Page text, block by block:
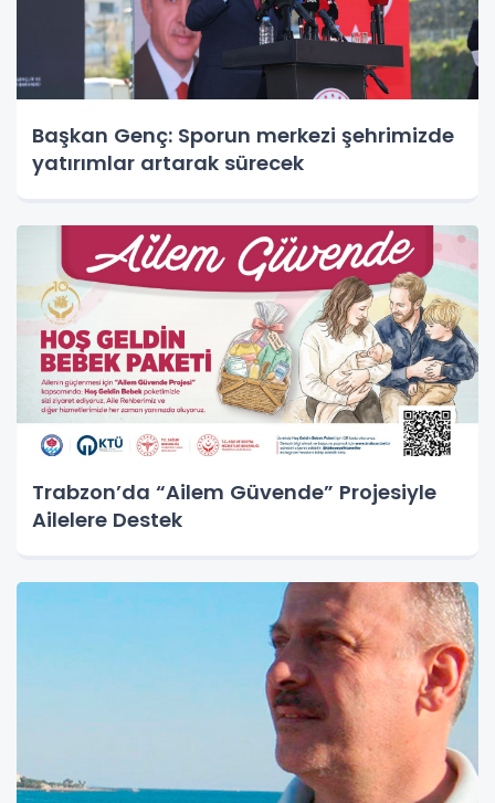
Başkan Genç: Sporun merkezi şehrimizde
yatırımlar artarak sürecek
Trabzon’da “Ailem Güvende” Projesiyle
Ailelere Destek